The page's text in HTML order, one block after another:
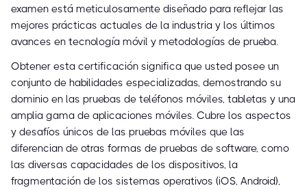
examen está meticulosamente diseñado para reflejar las
mejores prácticas actuales de la industria y los últimos
avances en tecnología móvil y metodologías de prueba.
Obtener esta certificación significa que usted posee un
conjunto de habilidades especializadas, demostrando su
dominio en las pruebas de teléfonos móviles, tabletas y una
amplia gama de aplicaciones móviles. Cubre los aspectos
y desafíos únicos de las pruebas móviles que las
diferencian de otras formas de pruebas de software, como
las diversas capacidades de los dispositivos, la
fragmentación de los sistemas operativos (iOS, Android),